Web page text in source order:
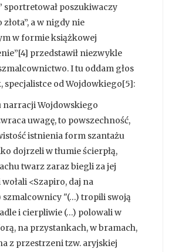
sportretował poszukiwaczy
a w nigdy nie
w formie książkowej
przedstawił niezwykle
I tu oddam głos
specjalistce od Wojdowkiego[5]:
narracji Wojdowskiego
uwagę, to powszechność,
istnienia form szantażu
dojrzeli w tłumie ścierpłą,
twarz zaraz biegli za jej
<Szapiro, daj na
szmalcownicy "(…) tropili swoją
i cierpliwie (…) polowali w
na przystankach, w bramach,
z przestrzeni tzw. aryjskiej